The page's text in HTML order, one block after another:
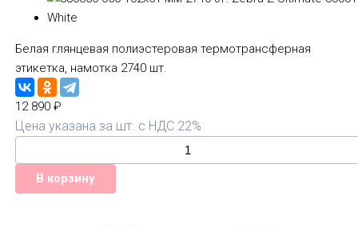
Белая глянцевая полиэстеровая термотрансферная
этикетка, намотка 2740 шт.
12 890₽
Цена указана за шт. с НДС 22%
В корзину